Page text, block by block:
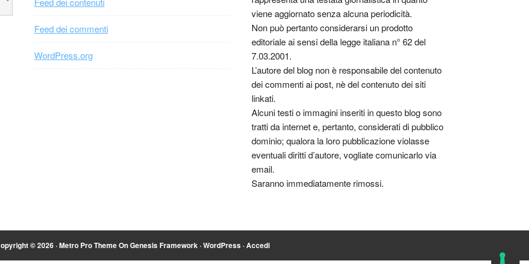
Feed dei commenti
WordPress.org
viene aggiornato senza alcuna periodicità.
Non può pertanto considerarsi un prodotto
editoriale ai sensi della legge italiana n° 62 del
7.03.2001.
L’autore del blog non è responsabile del contenuto
dei commenti ai post, nè del contenuto dei siti
linkati.
Alcuni testi o immagini inseriti in questo blog sono
tratti da internet e, pertanto, considerati di pubblico
dominio; qualora la loro pubblicazione violasse
eventuali diritti d’autore, vogliate comunicarlo via
email.
Saranno immediatamente rimossi.
© 2026 ·Metro Pro ThemeOnGenesis Framework ·WordPress·Accedi